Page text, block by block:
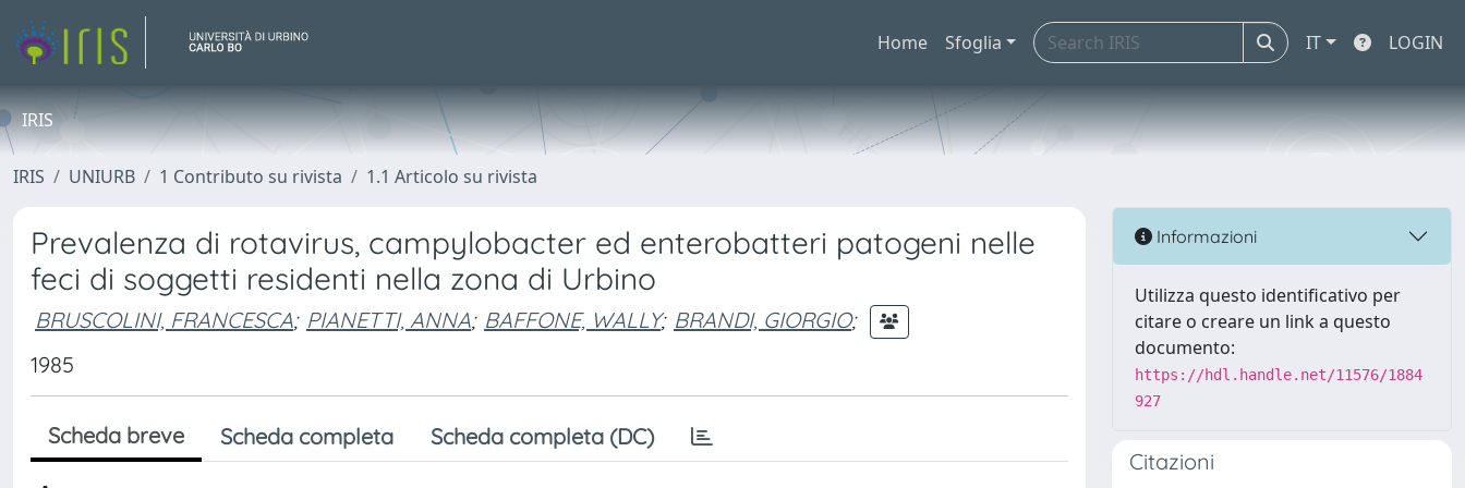
Home Sfoglia IT LOGIN
IRIS
IRIS UNIURB 1 Contributo su rivista 1.1 Articolo su rivista
Prevalenza di rotavirus, campylobacter ed enterobatteri patogeni nelle
feci di soggetti residenti nella zona di Urbino
BRUSCOLINI, FRANCESCA; PIANETTI, ANNA; BAFFONE, WALLY; BRANDI, GIORGIO;
1985
Scheda breve Scheda completa Scheda completa (DC)
Informazioni
Utilizza questo identificativo per
citare o creare un link a questo
documento:
https://hdl.handle.net/11576/1884
927
Citazioni